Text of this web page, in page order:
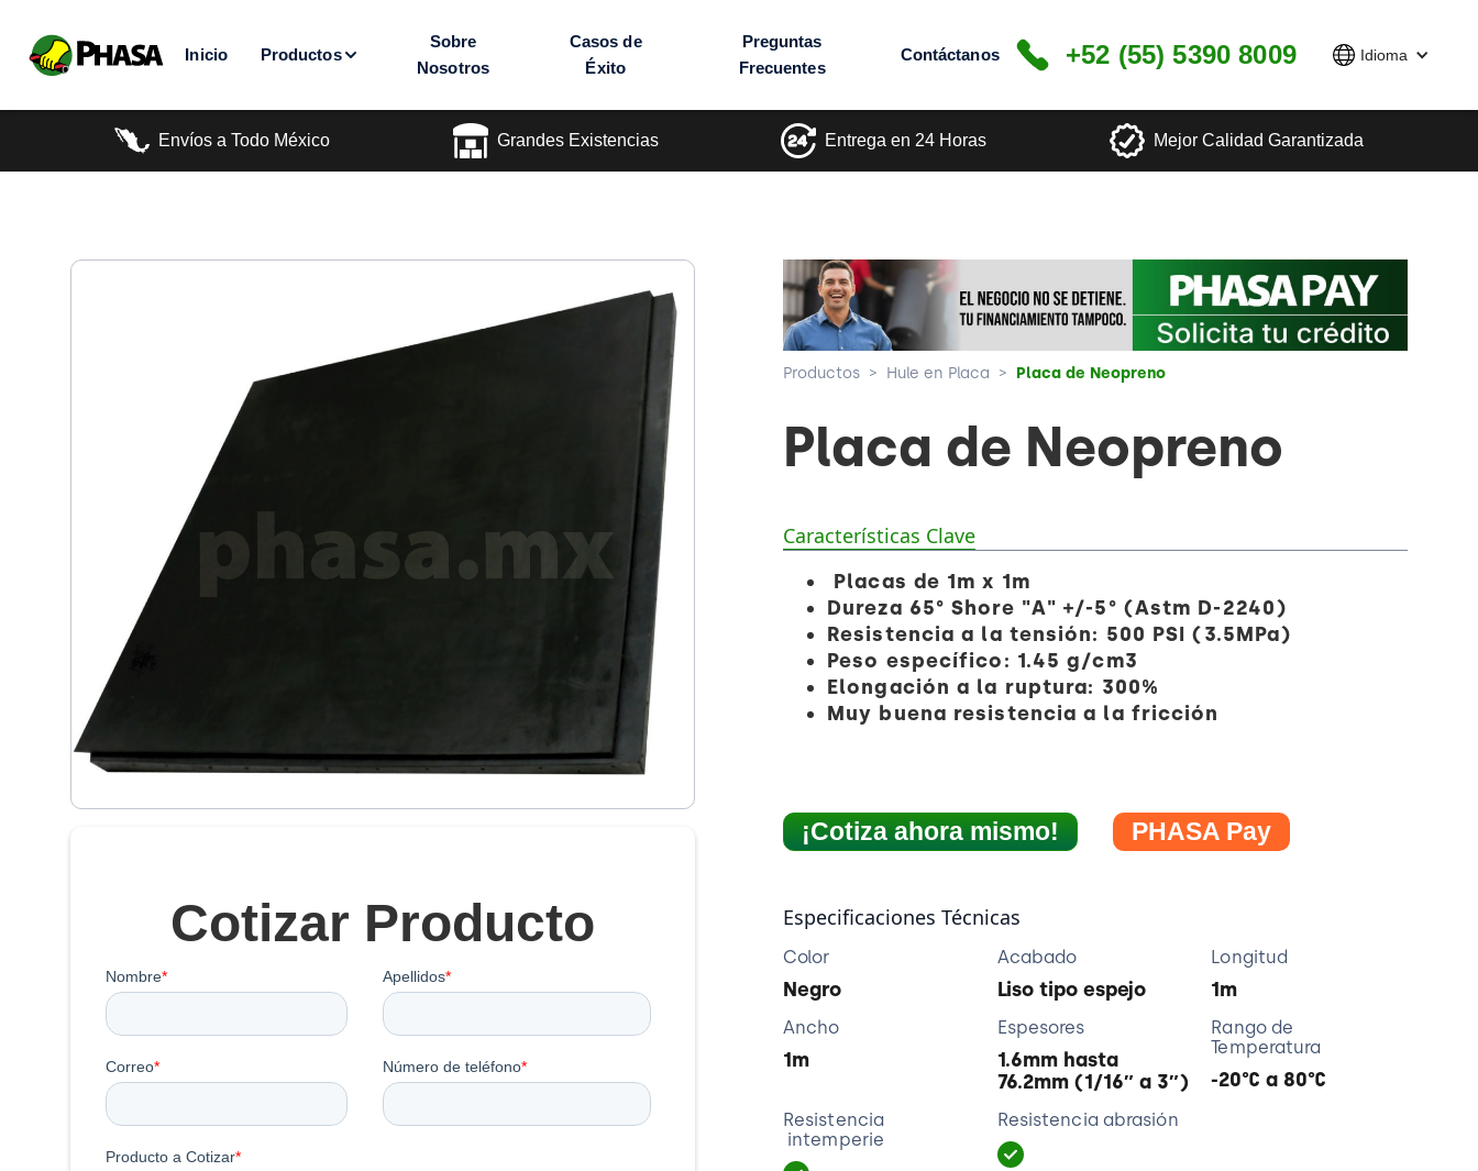
Inicio Productos
Sobre
Nosotros
Casos de
Éxito
Preguntas
Frecuentes
Contáctanos +52 (55) 5390 8009 Idioma
Envíos a Todo México Grandes Existencias Entrega en 24 Horas Mejor Calidad Garantizada
Cotizar Producto
Productos > Hule en Placa > Placa de Neopreno
Placa de Neopreno
Características Clave
Placas de 1m x 1m
Dureza 65° Shore "A" +/-5° (Astm D-2240)
Resistencia a la tensión: 500 PSI (3.5MPa)
Peso específico: 1.45 g/cm3
Elongación a la ruptura: 300%
Muy buena resistencia a la fricción
¡Cotiza ahora mismo! PHASA Pay
Especificaciones Técnicas
Color
Negro
Acabado
Liso tipo espejo
Longitud
1m
Ancho
1m
Espesores
1.6mm hasta
76.2mm (1/16″ a 3″)
Rango de
Temperatura
-20°C a 80°C
Resistencia
intemperie
Resistencia abrasión